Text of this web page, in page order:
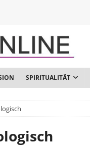
SPIRITUALITÄT